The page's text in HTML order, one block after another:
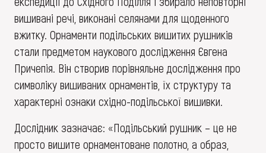
вишивані речі, виконані селянами для щоденного
вжитку. Орнаменти подільських вишитих рушників
стали предметом наукового дослідження Євгена
Причепія. Він створив порівняльне дослідження про
символіку вишиваних орнаментів, їх структуру та
характерні ознаки східно-подільської вишивки.
Дослідник зазначає: «Подільський рушник – це не
просто вишите орнаментоване полотно, а образ,